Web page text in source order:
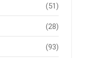
(51)
(28)
(93)